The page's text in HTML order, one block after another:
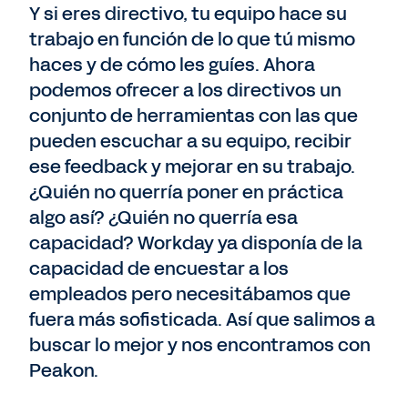
Y si eres directivo, tu equipo hace su
trabajo en función de lo que tú mismo
haces y de cómo les guíes. Ahora
podemos ofrecer a los directivos un
conjunto de herramientas con las que
pueden escuchar a su equipo, recibir
ese feedback y mejorar en su trabajo.
¿Quién no querría poner en práctica
algo así? ¿Quién no querría esa
capacidad? Workday ya disponía de la
capacidad de encuestar a los
empleados pero necesitábamos que
fuera más sofisticada. Así que salimos a
buscar lo mejor y nos encontramos con
Peakon.